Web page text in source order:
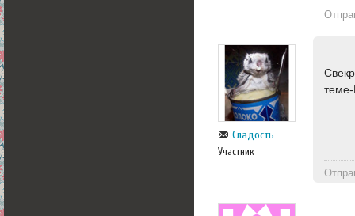
Сладость
Участник